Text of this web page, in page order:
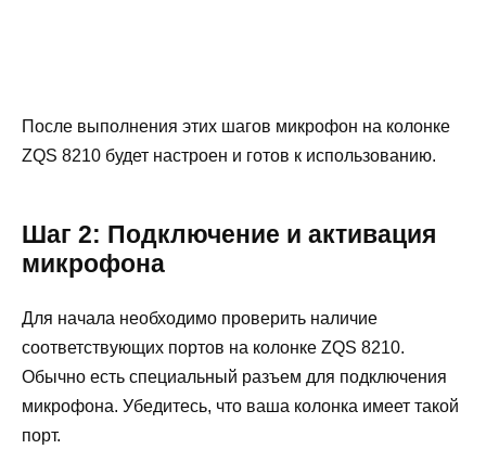
После выполнения этих шагов микрофон на колонке
ZQS 8210 будет настроен и готов к использованию.
Шаг 2: Подключение и активация
микрофона
Для начала необходимо проверить наличие
соответствующих портов на колонке ZQS 8210.
Обычно есть специальный разъем для подключения
микрофона. Убедитесь, что ваша колонка имеет такой
порт.